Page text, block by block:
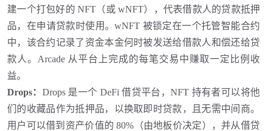
建一个打包好的 NFT（或 wNFT），代表借款人的贷款抵押
品，在申请贷款时使用。wNFT 被锁定在一个托管智能合约
中，该合约记录了资金本金何时被发送给借款人和偿还给贷
款人。Arcade 从平台上完成的每笔交易中赚取一定比例收
益。
Drops： Drops 是一个 DeFi 借贷平台，NFT 持有者可以将他
们的收藏品作为抵押品，以换取即时贷款，且无需中间商。
用户可以借到资产价值的 80%（由地板价决定），并从借贷